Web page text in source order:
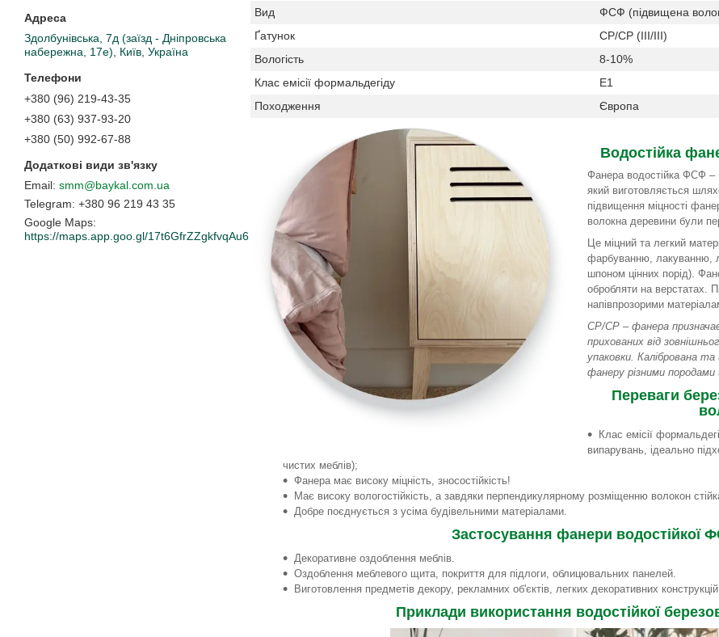
Здолбунівська, 7д (заїзд - Дніпровська
набережна, 17е), Київ, Україна
+380 (96) 219-43-35
+380 (63) 937-93-20
+380 (50) 992-67-88
smm@baykal.com.ua
+380 96 219 43 35
Google Maps
https://maps.app.goo.gl/17t6GfrZZgkfvqAu6
Вид
ФСФ (підвищена
Ґатунок
СР/СР (III/III)
Вологість
8-10%
Клас емісії формальдегіду
Е1
Походження
Європа
Водостійка
Фанера водостійка ФСФ –
який виготовляється
підвищення міцності
волокна деревини були
Це міцний та легкий
фарбуванню, лакуванню,
шпоном цінних порід).
обробляти на верстатах.
напівпрозорими
СР/СР – фанера
прихованих від
упаковки. Калібрована
фанеру різними породами
Переваги
Клас емісії
випарувань, ідеально
чистих меблів);
Фанера має високу міцність, зносостійкість!
Має високу вологостійкість, а завдяки перпендикулярному розміщенню волокон
Добре поєднується з усіма будівельними матеріалами.
Застосування фанери водостійкої
Декоративне оздоблення меблів.
Оздоблення меблевого щита, покриття для підлоги, облицювальних панелей.
Виготовлення предметів декору, рекламних об'єктів, легких декоративних
Приклади використання водостійкої